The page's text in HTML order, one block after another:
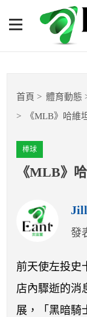
《MLB
使史卡格
籃球
球隊數據
運彩報報
明星分析師
開賽列表
運彩教學專區
首頁 體育動態
《MLB》哈維
棒球
《MLB》
Jill
發
前天使左投史
店內驟逝的消
展，「黑暗騎